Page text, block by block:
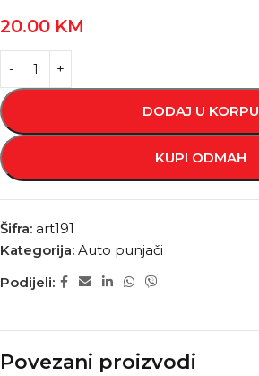
20.00 KM
DODAJ U KORPU
KUPI ODMAH
Šifra: art191
Kategorija: Auto punjači
Podijeli:
Povezani proizvodi